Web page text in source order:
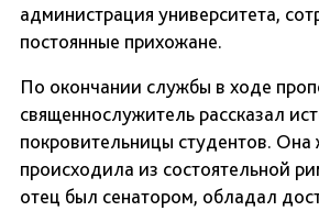
администрация университета,
постоянные прихожане.
По окончании службы в ходе
священнослужитель рассказал
покровительницы студентов. Она
происходила из состоятельной
отец был сенатором, обладал